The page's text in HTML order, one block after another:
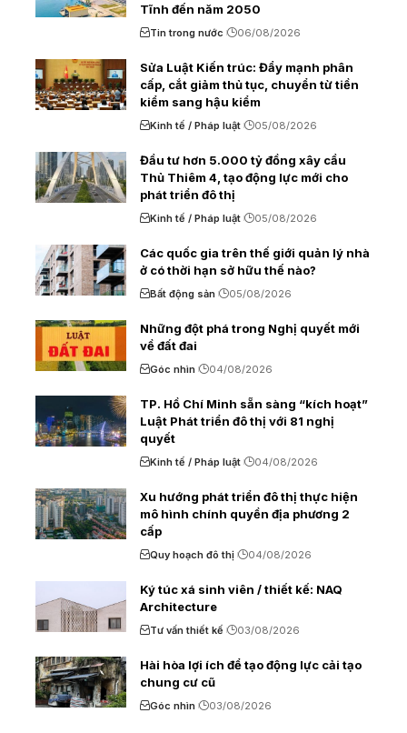
Tĩnh đến năm 2050
Tin trong nước 06/08/2026
Sửa Luật Kiến trúc: Đẩy mạnh phân
cấp, cắt giảm thủ tục, chuyển từ tiền
kiểm sang hậu kiểm
Kinh tế / Pháp luật 05/08/2026
Đầu tư hơn 5.000 tỷ đồng xây cầu
Thủ Thiêm 4, tạo động lực mới cho
phát triển đô thị
Kinh tế / Pháp luật 05/08/2026
Các quốc gia trên thế giới quản lý nhà
ở có thời hạn sở hữu thế nào?
Bất động sản 05/08/2026
Những đột phá trong Nghị quyết mới
về đất đai
Góc nhìn 04/08/2026
TP. Hồ Chí Minh sẵn sàng “kích hoạt”
Luật Phát triển đô thị với 81 nghị
quyết
Kinh tế / Pháp luật 04/08/2026
Xu hướng phát triển đô thị thực hiện
mô hình chính quyền địa phương 2
cấp
Quy hoạch đô thị 04/08/2026
Ký túc xá sinh viên / thiết kế: NAQ
Architecture
Tư vấn thiết kế 03/08/2026
Hài hòa lợi ích để tạo động lực cải tạo
chung cư cũ
Góc nhìn 03/08/2026